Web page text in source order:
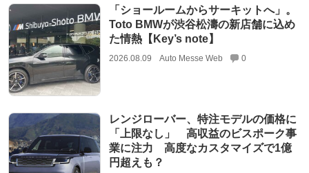
「ショールームからサーキットへ」。
Toto BMWが渋谷松濤の新店舗に込め
た情熱【Key’s note】
2026.08.09 Auto Messe Web 0
レンジローバー、特注モデルの価格に
「上限なし」 高収益のビスポーク事
業に注力 高度なカスタマイズで1億
円超えも？